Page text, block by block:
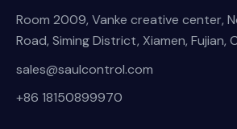
Room 2009, Vanke creative center,
Road, Siming District, Xiamen, Fujian,
sales@saulcontrol.com
+86 18150899970